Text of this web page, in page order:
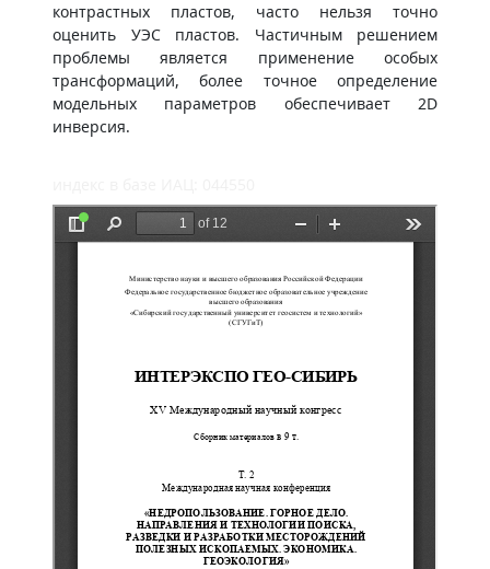
контрастных пластов, часто нельзя точно
оценить УЭС пластов. Частичным решением
проблемы является применение особых
трансформаций, более точное определение
модельных параметров обеспечивает 2D
инверсия.